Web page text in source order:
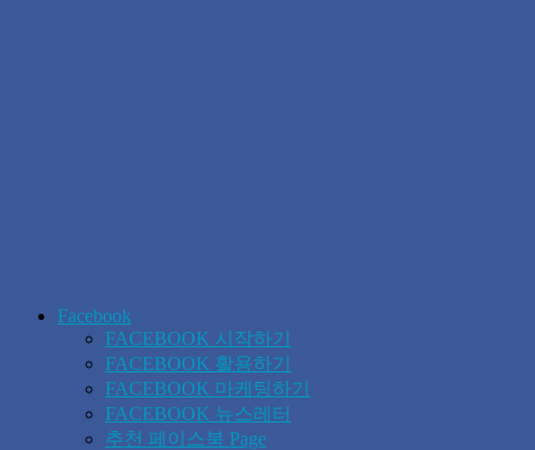
Facebook
FACEBOOK 시작하기
FACEBOOK 활용하기
FACEBOOK 마케팅하기
FACEBOOK 뉴스레터
추천 페이스북 Page